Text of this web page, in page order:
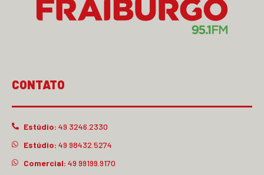
CONTATO
Estúdio: 49 3246.2330
Estúdio: 49 98432.5274
Comercial: 49 99199.9170